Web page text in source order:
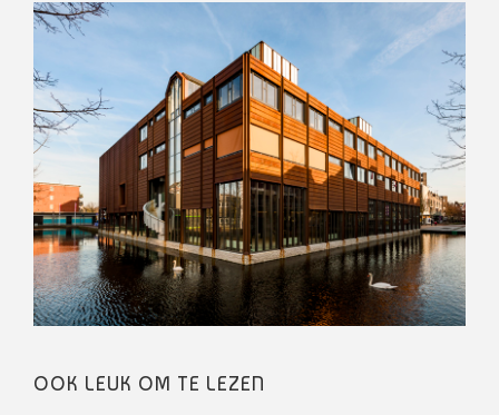
OOK LEUK OM TE LEZEN